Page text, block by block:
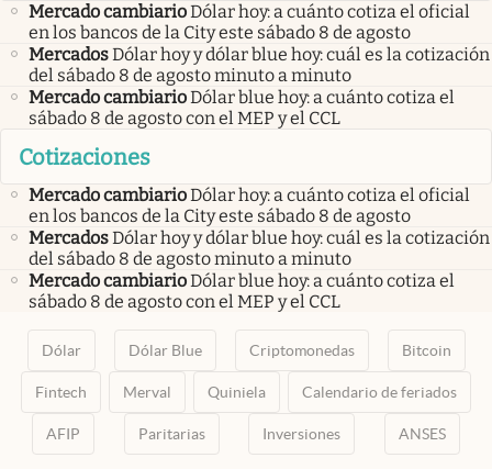
Mercado cambiarioDólar hoy: a cuánto cotiza el oficial
en los bancos de la City este sábado 8 de agosto
MercadosDólar hoy y dólar blue hoy: cuál es la cotización
del sábado 8 de agosto minuto a minuto
Mercado cambiarioDólar blue hoy: a cuánto cotiza el
sábado 8 de agosto con el MEP y el CCL
Cotizaciones
Mercado cambiarioDólar hoy: a cuánto cotiza el oficial
en los bancos de la City este sábado 8 de agosto
MercadosDólar hoy y dólar blue hoy: cuál es la cotización
del sábado 8 de agosto minuto a minuto
Mercado cambiarioDólar blue hoy: a cuánto cotiza el
sábado 8 de agosto con el MEP y el CCL
Dólar Dólar Blue Criptomonedas Bitcoin
Fintech Merval Quiniela Calendario de feriados
AFIP Paritarias Inversiones ANSES